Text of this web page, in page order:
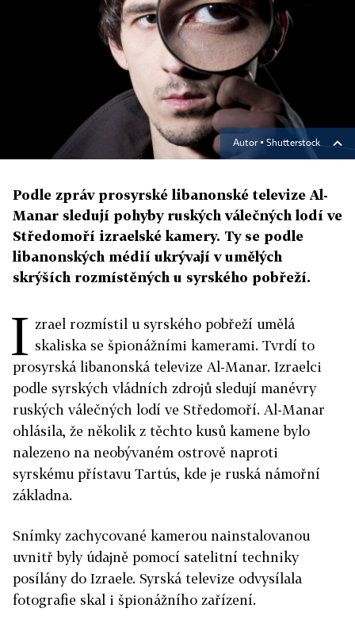
Autor ▪ Shutterstock
Podle zpráv prosyrské libanonské televize Al-
Manar sledují pohyby ruských válečných lodí ve
Středomoří izraelské kamery. Ty se podle
libanonských médií ukrývají v umělých
skrýších rozmístěných u syrského pobřeží.
I zrael rozmístil u syrského pobřeží umělá
skaliska se špionážními kamerami. Tvrdí to
prosyrská libanonská televize Al-Manar. Izraelci
podle syrských vládních zdrojů sledují manévry
ruských válečných lodí ve Středomoří. Al-Manar
ohlásila, že několik z těchto kusů kamene bylo
nalezeno na neobývaném ostrově naproti
syrskému přístavu Tartús, kde je ruská námořní
základna.
Snímky zachycované kamerou nainstalovanou
uvnitř byly údajně pomocí satelitní techniky
posílány do Izraele. Syrská televize odvysílala
fotografie skal i špionážního zařízení.